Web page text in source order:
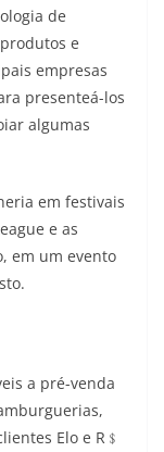
de
e
empresas
presenteá-los
algumas
em festivais
e as
em um evento
a pré-venda
Elo e R﹩